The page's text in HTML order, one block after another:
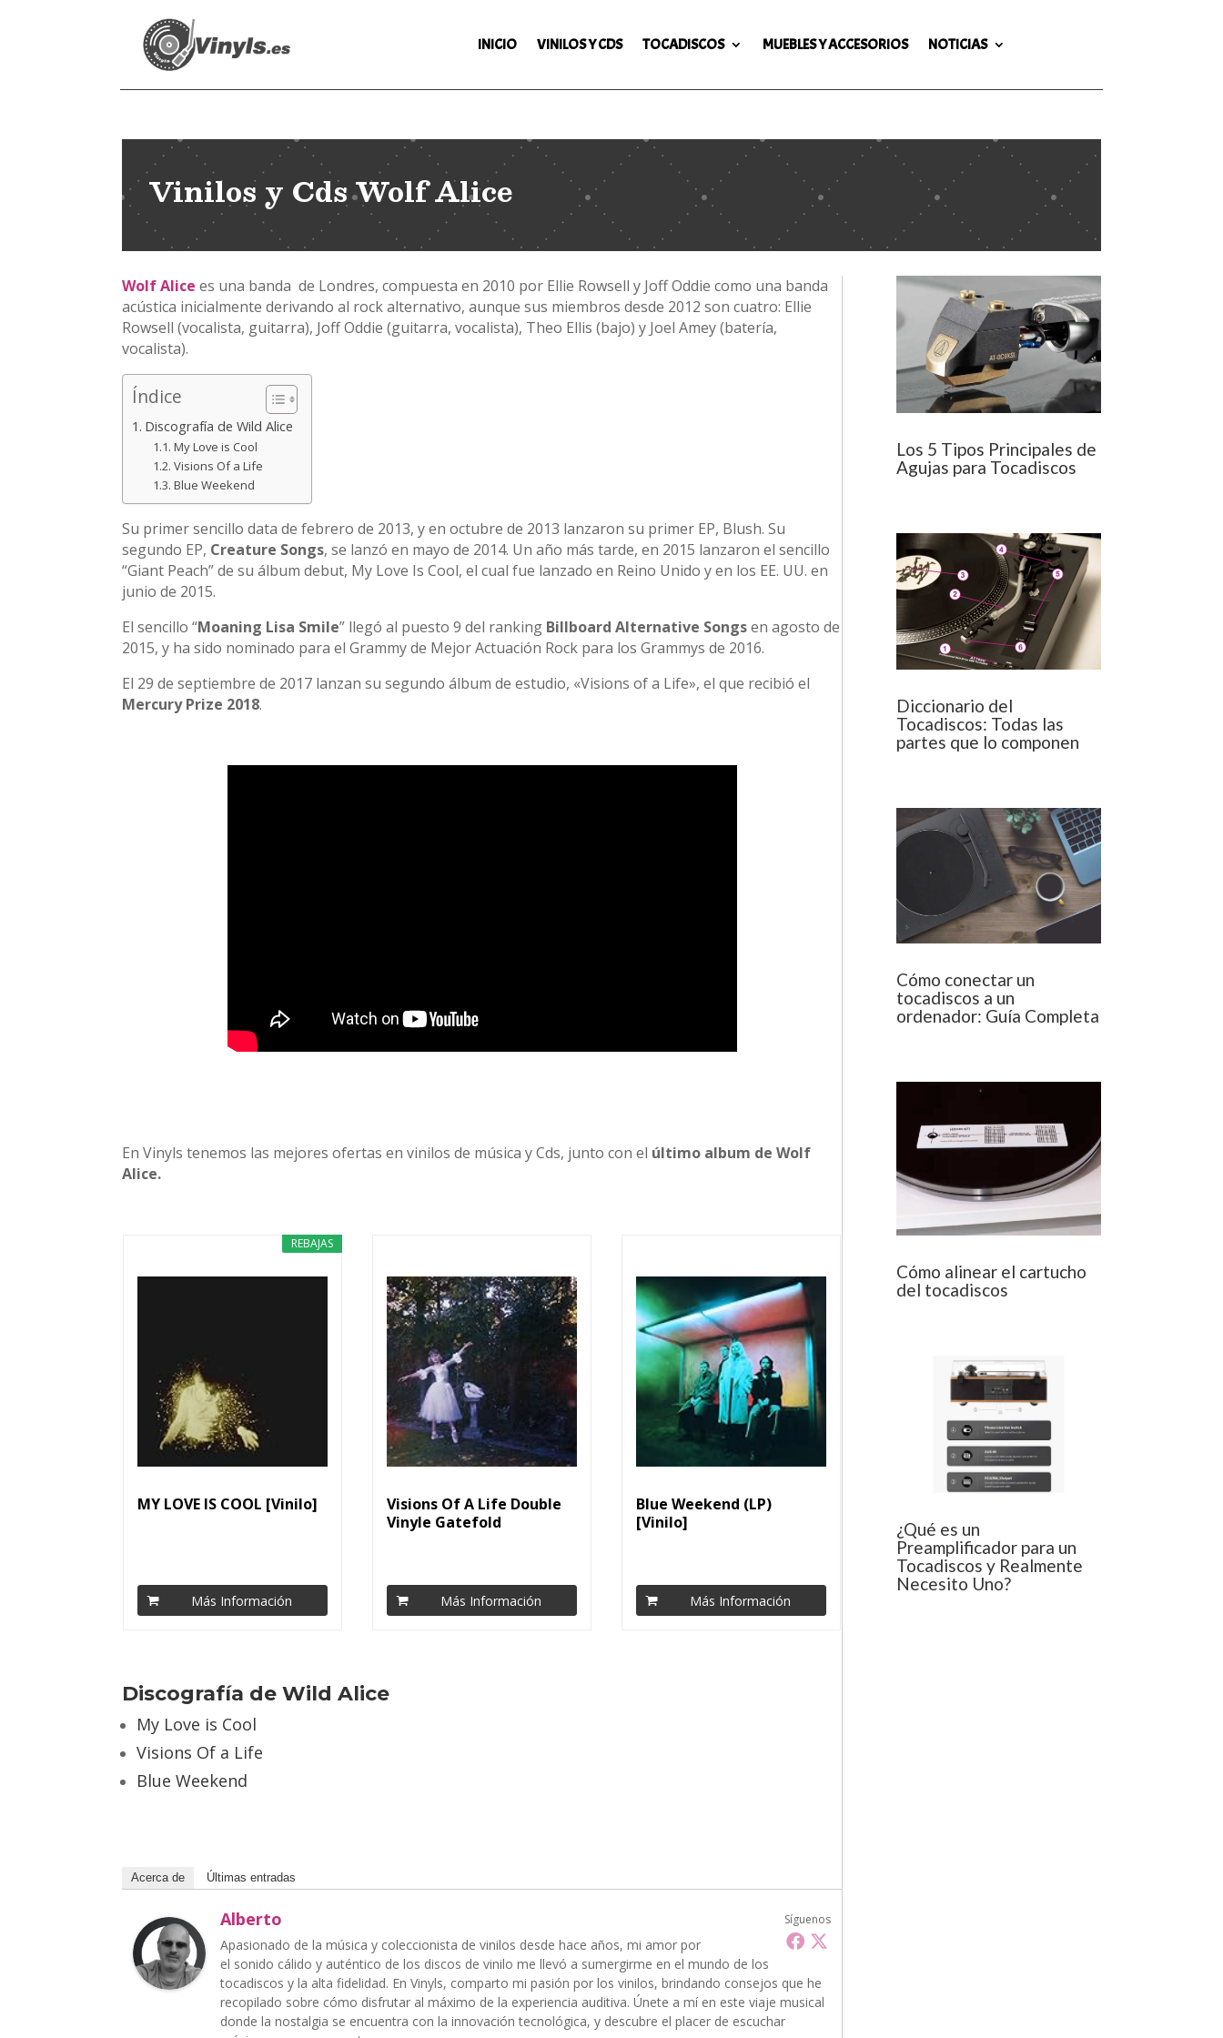
INICIO VINILOS Y CDS TOCADISCOS MUEBLES Y ACCESORIOS NOTICIAS
Vinilos y Cds Wolf Alice
Wolf Alice es una banda de Londres, compuesta en 2010 por Ellie Rowsell y Joff Oddie como una banda
acústica inicialmente derivando al rock alternativo, aunque sus miembros desde 2012 son cuatro: Ellie
Rowsell (vocalista, guitarra), Joff Oddie (guitarra, vocalista), Theo Ellis (bajo) y Joel Amey (batería,
vocalista).
Índice
Discografía de Wild Alice
My Love is Cool
Visions Of a Life
Blue Weekend
Su primer sencillo data de febrero de 2013, y en octubre de 2013 lanzaron su primer EP, Blush. Su
segundo EP, Creature Songs, se lanzó en mayo de 2014. Un año más tarde, en 2015 lanzaron el sencillo
“Giant Peach” de su álbum debut, My Love Is Cool, el cual fue lanzado en Reino Unido y en los EE. UU. en
junio de 2015.
El sencillo “Moaning Lisa Smile” llegó al puesto 9 del ranking Billboard Alternative Songsen agosto de
2015, y ha sido nominado para el Grammy de Mejor Actuación Rock para los Grammys de 2016.
El 29 de septiembre de 2017 lanzan su segundo álbum de estudio, «Visions of a Life», el que recibió el
Mercury Prize 2018.
En Vinyls tenemos las mejores ofertas en vinilos de música y Cds, junto con el último album de Wolf
Alice.
REBAJAS
MY LOVE IS COOL [Vinilo]
Más Información
Visions Of A Life Double
Vinyle Gatefold
Más Información
Blue Weekend (LP)
[Vinilo]
Más Información
Discografía de Wild Alice
My Love is Cool
Visions Of a Life
Blue Weekend
Acerca de Últimas entradas
Síguenos
Alberto
Apasionado de la música y coleccionista de vinilos desde hace años, mi amor por
el sonido cálido y auténtico de los discos de vinilo me llevó a sumergirme en el mundo de los
tocadiscos y la alta fidelidad. En Vinyls, comparto mi pasión por los vinilos, brindando consejos que he
recopilado sobre cómo disfrutar al máximo de la experiencia auditiva. Únete a mí en este viaje musical
donde la nostalgia se encuentra con la innovación tecnológica, y descubre el placer de escuchar
Los 5 Tipos Principales de
Agujas para Tocadiscos
Diccionario del
Tocadiscos: Todas las
partes que lo componen
Cómo conectar un
tocadiscos a un
ordenador: Guía Completa
Cómo alinear el cartucho
del tocadiscos
¿Qué es un
Preamplificador para un
Tocadiscos y Realmente
Necesito Uno?